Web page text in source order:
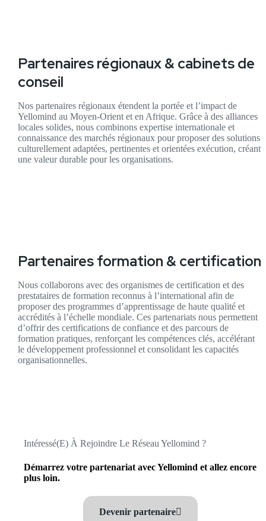
Partenaires régionaux & cabinets de
conseil
Nos partenaires régionaux étendent la portée et l’impact de
Yellomind au Moyen-Orient et en Afrique. Grâce à des alliances
locales solides, nous combinons expertise internationale et
connaissance des marchés régionaux pour proposer des solutions
culturellement adaptées, pertinentes et orientées exécution, créant
une valeur durable pour les organisations.
Partenaires formation & certification
Nous collaborons avec des organismes de certification et des
prestataires de formation reconnus à l’international afin de
proposer des programmes d’apprentissage de haute qualité et
accrédités à l’échelle mondiale. Ces partenariats nous permettent
d’offrir des certifications de confiance et des parcours de
formation pratiques, renforçant les compétences clés, accélérant
le développement professionnel et consolidant les capacités
organisationnelles.
Intéressé(e) À Rejoindre Le Réseau Yellomind ?
Démarrez votre partenariat avec Yellomind et allez encore
plus loin.
Devenir partenaire